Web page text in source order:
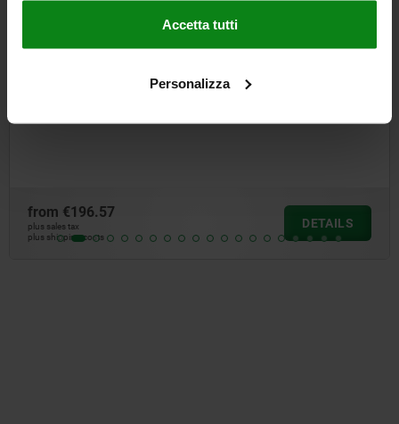
Accetta tutti
Personalizza
DETAILS
plus shipping costs